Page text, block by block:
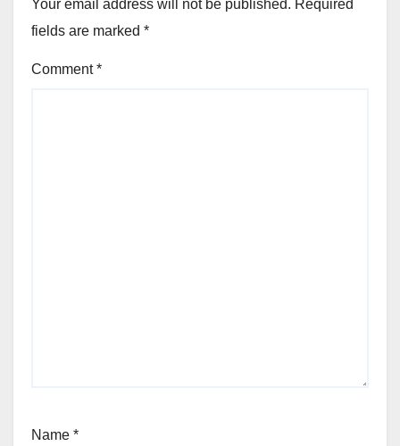
Your email address will not be published. Required
fields are marked *
Comment*
Name *